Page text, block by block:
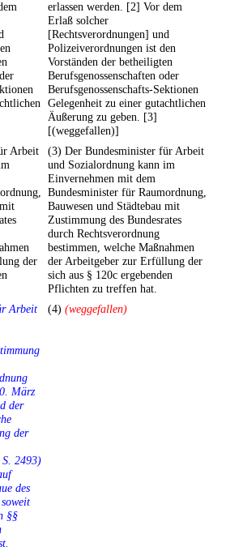
erlassen werden. [2] Vor dem
Erlaß solcher
[Rechtsverordnungen] und
Polizeiverordnungen ist den
Vorständen der betheiligten
Berufsgenossenschaften oder
Berufsgenossenschafts-Sektionen
Gelegenheit zu einer gutachtlichen
Äußerung zu geben. [3]
[(weggefallen)]
Arbeit
der
(3) Der Bundesminister für Arbeit
und Sozialordnung kann im
Einvernehmen mit dem
Bundesminister für Raumordnung,
Bauwesen und Städtebau mit
Zustimmung des Bundesrates
durch Rechtsverordnung
bestimmen, welche Maßnahmen
der Arbeitgeber zur Erfüllung der
sich aus § 120c ergebenden
Pflichten zu treffen hat.
Arbeit
März
der
der
2493)
des
§§
(4) (weggefallen)